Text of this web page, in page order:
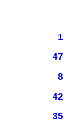
1
47
8
42
35